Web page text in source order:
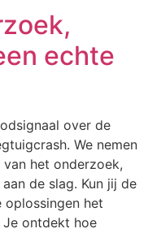
echte
over de
We nemen
het onderzoek,
de slag. Kun jij de
het
Je ontdekt hoe